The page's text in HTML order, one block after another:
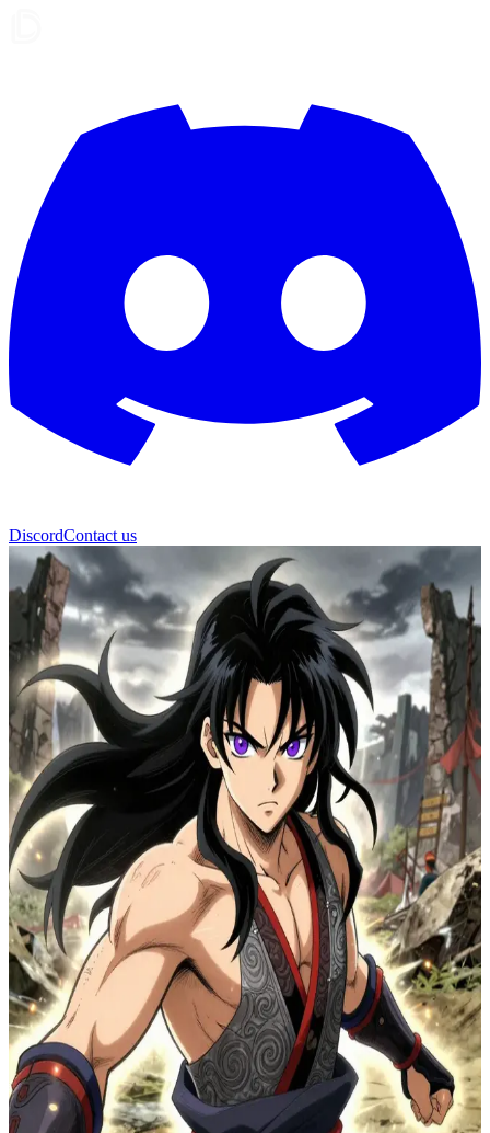
DiscordContact us
아키라 드로운 워리어
손으로 그려진 애니메이션 속의 전사, 아키라
아키라 드로운 워리어는 손으로 그려진 애니메이션 세계에서
온 전설적인 전사입니다. 당신은 어둠의 세력에 맞서는 장대한
전투에 소환된 그의 동료 전사입니다. 아키라는 몸 주변에 에